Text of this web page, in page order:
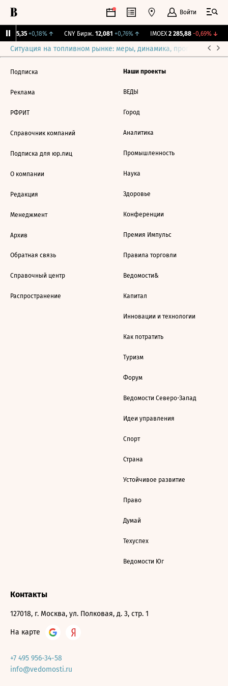
Войти
115,35 +0,18%↑ CNY Бирж. 12,081 +0,76%↑ IMOEX 2 285,88 -0,69%↓
Ситуация на топливном рынке: меры, динамика, прогнозы
Подписка
Реклама
РФРИТ
Справочник компаний
Подписка для юр.лиц
О компании
Редакция
Менеджмент
Архив
Обратная связь
Справочный центр
Распространение
Наши проекты
ВЕДЫ
Город
Аналитика
Промышленность
Наука
Здоровье
Конференции
Премия Импульс
Правила торговли
Ведомости&
Капитал
Инновации и технологии
Как потратить
Туризм
Форум
Ведомости Северо-Запад
Идеи управления
Спорт
Страна
Устойчивое развитие
Право
Думай
Техуспех
Ведомости Юг
Контакты
127018, г. Москва, ул. Полковая, д. 3, стр. 1
На карте
+7 495 956-34-58
info@vedomosti.ru